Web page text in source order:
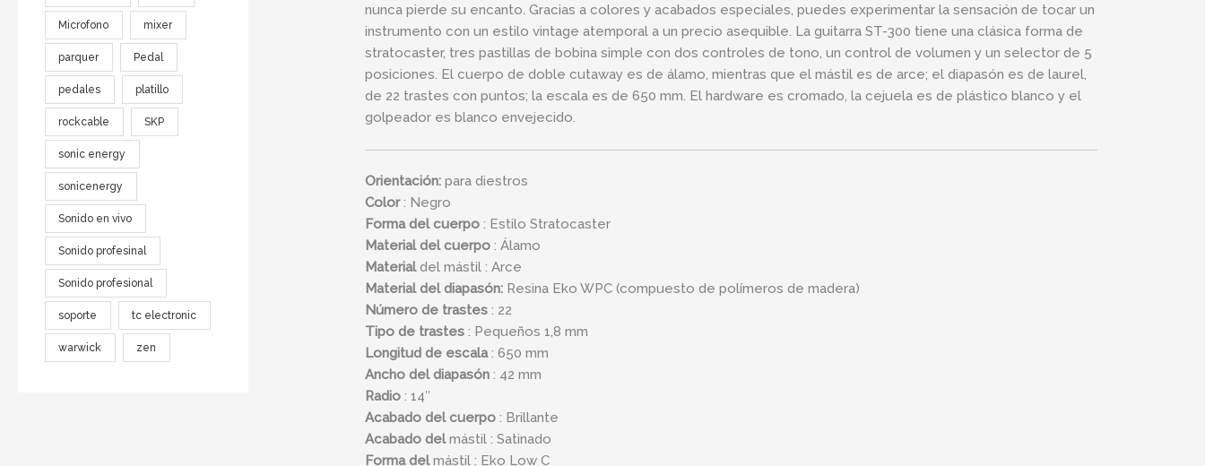
Microfono mixer
parquer Pedal
pedales platillo
rockcable SKP
sonic energy
sonicenergy
Sonido en vivo
Sonido profesinal
Sonido profesional
soporte tc electronic
warwick zen
nunca pierde su encanto. Gracias a colores y acabados especiales, puedes experimentar la sensación de tocar un
instrumento con un estilo vintage atemporal a un precio asequible. La guitarra ST-300 tiene una clásica forma de
stratocaster, tres pastillas de bobina simple con dos controles de tono, un control de volumen y un selector de 5
posiciones. El cuerpo de doble cutaway es de álamo, mientras que el mástil es de arce; el diapasón es de laurel,
de 22 trastes con puntos; la escala es de 650 mm. El hardware es cromado, la cejuela es de plástico blanco y el
golpeador es blanco envejecido.
Orientación:para diestros
Color: Negro
Forma del cuerpo: Estilo Stratocaster
Material del cuerpo: Álamo
Materialdel mástil : Arce
Material del diapasón:Resina Eko WPC (compuesto de polímeros de madera)
Número de trastes: 22
Tipo de trastes: Pequeños 1,8 mm
Longitud de escala: 650 mm
Ancho del diapasón: 42 mm
Radio: 14″
Acabado del cuerpo: Brillante
Acabado delmástil : Satinado
Forma delmástil : Eko Low C